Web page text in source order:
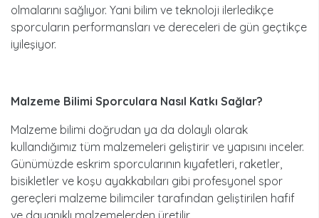
olmalarını sağlıyor. Yani bilim ve teknoloji ilerledikçe
sporcuların performansları ve dereceleri de gün geçtikçe
iyileşiyor.
Malzeme Bilimi Sporculara Nasıl Katkı Sağlar?
Malzeme bilimi doğrudan ya da dolaylı olarak
kullandığımız tüm malzemeleri geliştirir ve yapısını inceler.
Günümüzde eskrim sporcularının kıyafetleri, raketler,
bisikletler ve koşu ayakkabıları gibi profesyonel spor
gereçleri malzeme bilimciler tarafından geliştirilen hafif
ve dayanıklı malzemelerden üretilir.